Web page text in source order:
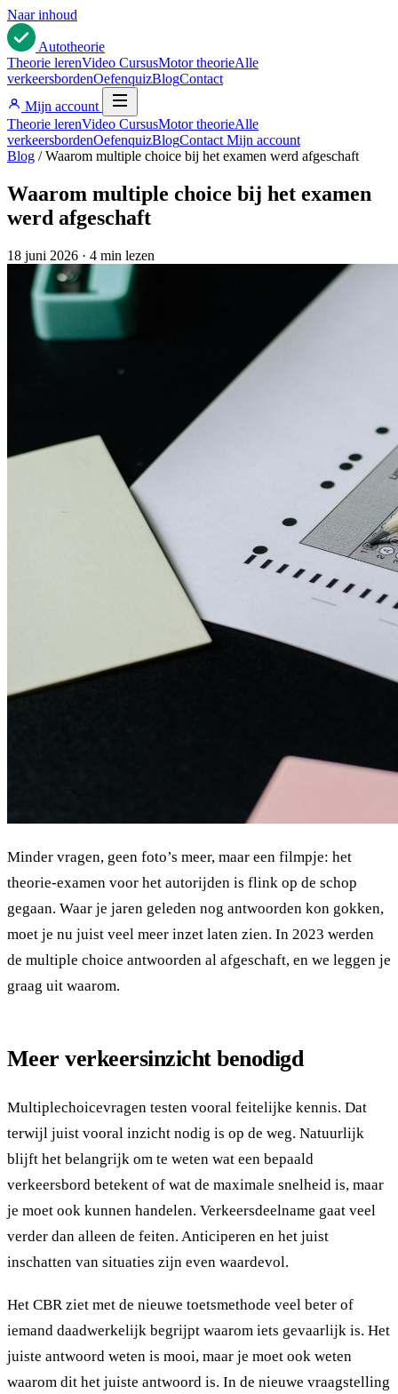
Naar inhoud
Autotheorie
Theorie lerenVideo CursusMotor theorieAlle
verkeersbordenOefenquizBlogContact
Mijn account
Theorie lerenVideo CursusMotor theorieAlle
verkeersbordenOefenquizBlogContact Mijn account
Blog / Waarom multiple choice bij het examen werd afgeschaft
Waarom multiple choice bij het examen
werd afgeschaft
18 juni 2026 · 4 min lezen
Minder vragen, geen foto’s meer, maar een filmpje: het
theorie-examen voor het autorijden is flink op de schop
gegaan. Waar je jaren geleden nog antwoorden kon gokken,
moet je nu juist veel meer inzet laten zien. In 2023 werden
de multiple choice antwoorden al afgeschaft, en we leggen je
graag uit waarom.
Meer verkeersinzicht benodigd
Multiplechoicevragen testen vooral feitelijke kennis. Dat
terwijl juist vooral inzicht nodig is op de weg. Natuurlijk
blijft het belangrijk om te weten wat een bepaald
verkeersbord betekent of wat de maximale snelheid is, maar
je moet ook kunnen handelen. Verkeersdeelname gaat veel
verder dan alleen de feiten. Anticiperen en het juist
inschatten van situaties zijn even waardevol.
Het CBR ziet met de nieuwe toetsmethode veel beter of
iemand daadwerkelijk begrijpt waarom iets gevaarlijk is. Het
juiste antwoord weten is mooi, maar je moet ook weten
waarom dit het juiste antwoord is. In de nieuwe vraagstelling